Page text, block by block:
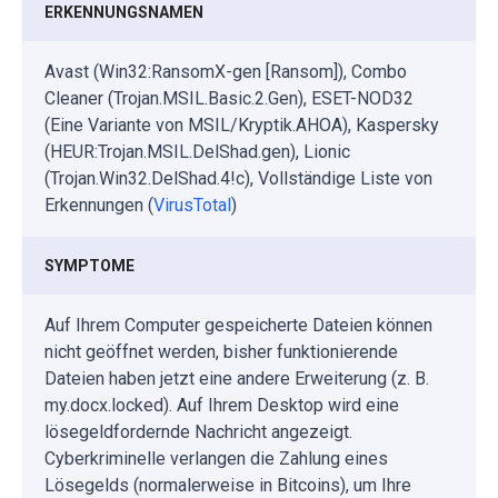
ERKENNUNGSNAMEN
Avast (Win32:RansomX-gen [Ransom]), Combo
Cleaner (Trojan.MSIL.Basic.2.Gen), ESET-NOD32
(Eine Variante von MSIL/Kryptik.AHOA), Kaspersky
(HEUR:Trojan.MSIL.DelShad.gen), Lionic
(Trojan.Win32.DelShad.4!c), Vollständige Liste von
Erkennungen (VirusTotal)
SYMPTOME
Auf Ihrem Computer gespeicherte Dateien können
nicht geöffnet werden, bisher funktionierende
Dateien haben jetzt eine andere Erweiterung (z. B.
my.docx.locked). Auf Ihrem Desktop wird eine
lösegeldfordernde Nachricht angezeigt.
Cyberkriminelle verlangen die Zahlung eines
Lösegelds (normalerweise in Bitcoins), um Ihre